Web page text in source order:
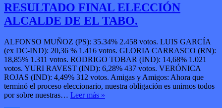
RESULTADO FINAL ELECCIÓN
ALCALDE DE EL TABO.
ALFONSO MUÑOZ (PS): 35.34% 2.458 votos. LUIS GARCÍA
(ex DC-IND): 20,36 % 1.416 votos. GLORIA CARRASCO (RN):
18,85% 1.311 votos. RODRIGO TOBAR (IND): 14,68% 1.021
votos. YURI RAVEST (IND): 6,28% 437 votos. VERÓNICA
ROJAS (IND): 4,49% 312 votos. Amigas y Amigos: Ahora que
terminó el proceso eleccionario, nuestra obligación es unirnos todos
por sobre nuestras… Leer más »